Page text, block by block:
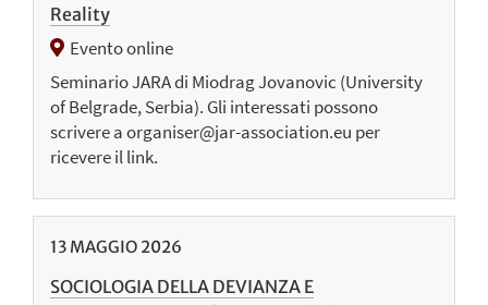
Reality
Evento online
Seminario JARA di Miodrag Jovanovic (University
of Belgrade, Serbia). Gli interessati possono
scrivere a organiser@jar-association.eu per
ricevere il link.
13 MAGGIO 2026
SOCIOLOGIA DELLA DEVIANZA E